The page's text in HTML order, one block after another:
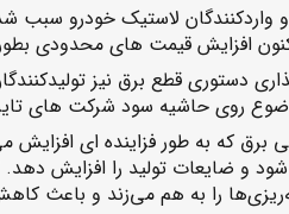
واردکنندگان لاستیک خودرو
افزایش قیمت های محدودی
روی حاشیه سود شرکت های
که به طور فزاینده ای افزایش
و ضایعات تولید را افزایش دهد.
را به هم می‌زند و باعث